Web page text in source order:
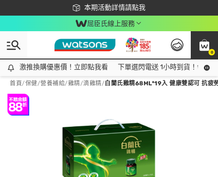
本期活動詳情請點我
下載app最高回饋$350
屈臣氏線上服務
0
激推換購優惠價！立即點我看
激推換購優惠價！立即點我看 下單選閃電送 1小時到貨！領神
首頁/保健/營養補給/雞精/滴雞精/ 白蘭氏雞精68ML*19入 健康雙認可 抗疲